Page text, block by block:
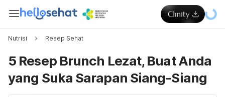
Nutrisi Resep Sehat
5 Resep Brunch Lezat, Buat Anda
yang Suka Sarapan Siang-Siang